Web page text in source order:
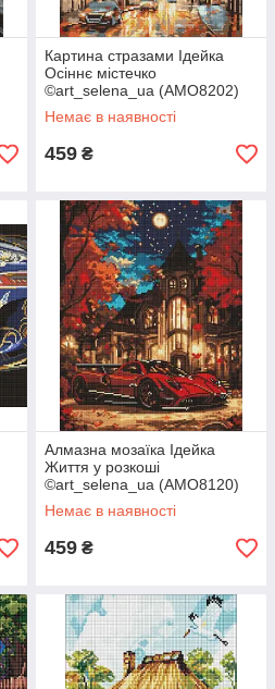
Картина стразами Ідейка
Осіннє містечко
©art_selena_ua (AMO8202)
40 х 50 см (На підрамнику)
Немає в наявності
459 ₴
Алмазна мозаїка Ідейка
Життя у розкоші
©art_selena_ua (AMO8120)
40 х 50 см (На підрамнику)
Немає в наявності
459 ₴